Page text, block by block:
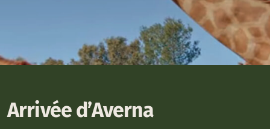
Arrivée d’Averna